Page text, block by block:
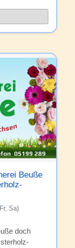
Beuße
Sa)
doch